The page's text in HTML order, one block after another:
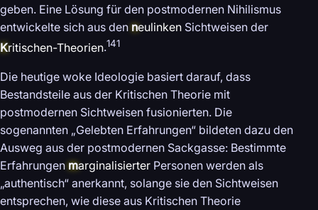
geben. Eine Lösung für den postmodernen Nihilismus
entwickelte sich aus den neulinken Sichtweisen der
Kritischen-Theorien.141
Die heutige woke Ideologie basiert darauf, dass
Bestandsteile aus der Kritischen Theorie mit
postmodernen Sichtweisen fusionierten. Die
sogenannten „Gelebten Erfahrungen“ bildeten dazu den
Ausweg aus der postmodernen Sackgasse: Bestimmte
Erfahrungen marginalisierter Personen werden als
„authentisch“ anerkannt, solange sie den Sichtweisen
entsprechen, wie diese aus Kritischen Theorie